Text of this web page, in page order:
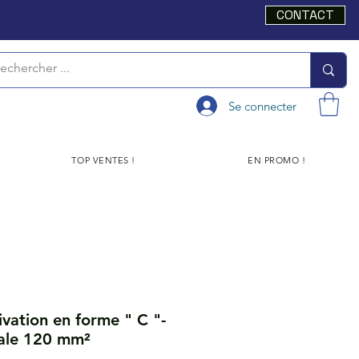
CONTACT
Se connecter
TOP VENTES ! EN PROMO !
en forme " C "-
120 mm²